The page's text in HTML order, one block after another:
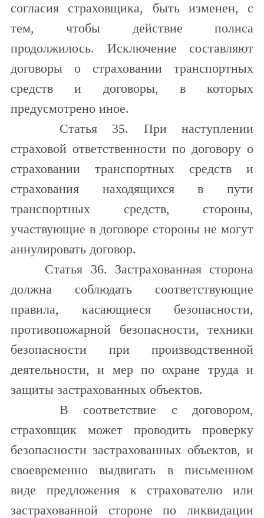
согласия страховщика, быть изменен, с
тем, чтобы действие полиса
продолжилось. Исключение составляют
договоры о страховании транспортных
средств и договоры, в которых
предусмотрено иное.
Статья 35. При наступлении
страховой ответственности по договору о
страховании транспортных средств и
страхования находящихся в пути
транспортных средств, стороны,
участвующие в договоре стороны не могут
аннулировать договор.
Статья 36. Застрахованная сторона
должна соблюдать соответствующие
правила, касающиеся безопасности,
противопожарной безопасности, техники
безопасности при производственной
деятельности, и мер по охране труда и
защиты застрахованных объектов.
В соответствие с договором,
страховщик может проводить проверку
безопасности застрахованных объектов, и
своевременно выдвигать в письменном
виде предложения к страхователю или
застрахованной стороне по ликвидации